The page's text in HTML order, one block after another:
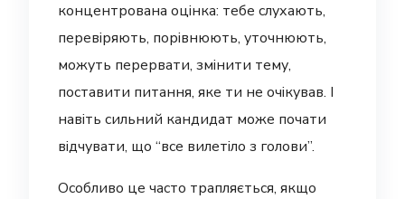
концентрована оцінка: тебе слухають,
перевіряють, порівнюють, уточнюють,
можуть перервати, змінити тему,
поставити питання, яке ти не очікував. І
навіть сильний кандидат може почати
відчувати, що “все вилетіло з голови”.
Особливо це часто трапляється, якщо